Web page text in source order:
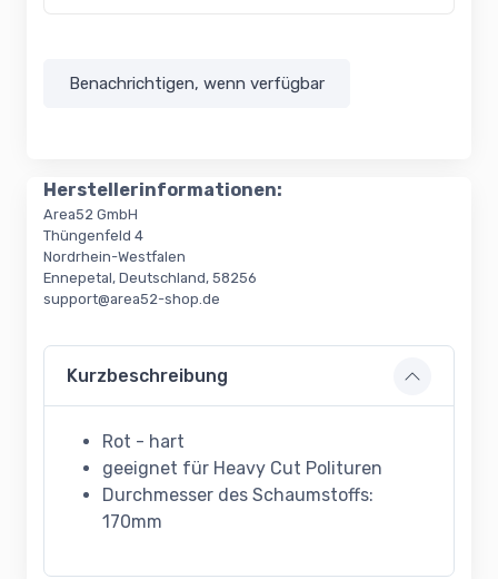
Benachrichtigen, wenn verfügbar
Herstellerinformationen:
Area52 GmbH
Thüngenfeld 4
Nordrhein-Westfalen
Ennepetal, Deutschland, 58256
support@area52-shop.de
Kurzbeschreibung
Rot - hart
geeignet für Heavy Cut Polituren
Durchmesser des Schaumstoffs:
170mm